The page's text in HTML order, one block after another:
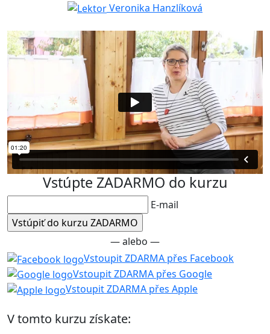
Veronika Hanzlíková
Vstúpte ZADARMO do kurzu
E-mail
— alebo —
Vstoupit ZDARMA přes Facebook
Vstoupit ZDARMA přes Google
Vstoupit ZDARMA přes Apple
V tomto kurzu získate: